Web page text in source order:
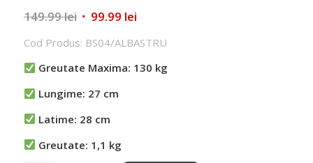
149.99lei Prețul
a
fost:
99.99 leiPrețul
este:
99.99 lei.
Cod Produs: BS04/ALBASTRU
Greutate Maxima: 130 kg
Lungime: 27 cm
Latime: 28 cm
Greutate: 1,1 kg